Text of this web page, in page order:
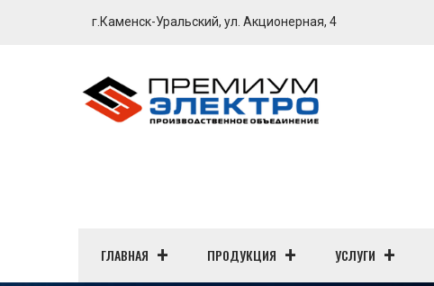
г.Каменск-Уральский, ул. Акционерная, 4
ГЛАВНАЯ ПРОДУКЦИЯ УСЛУГИ